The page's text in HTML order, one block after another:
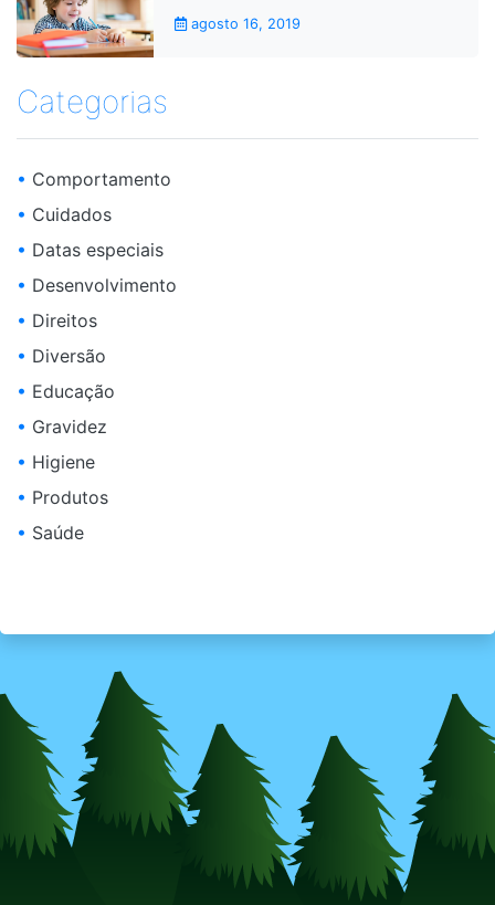
agosto 16, 2019
Categorias
• Comportamento
• Cuidados
• Datas especiais
• Desenvolvimento
• Direitos
• Diversão
• Educação
• Gravidez
• Higiene
• Produtos
• Saúde